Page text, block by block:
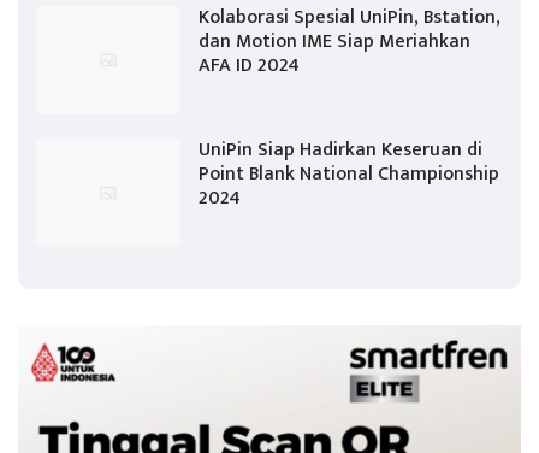
Kolaborasi Spesial UniPin, Bstation,
dan Motion IME Siap Meriahkan
AFA ID 2024
UniPin Siap Hadirkan Keseruan di
Point Blank National Championship
2024